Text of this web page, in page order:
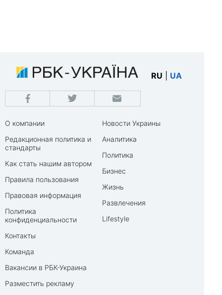
RU UA
О компании
Редакционная политика и
стандарты
Как стать нашим автором
Правила пользования
Правовая информация
Политика
конфиденциальности
Контакты
Команда
Вакансии в РБК-Украина
Разместить рекламу
Новости Украины
Аналитика
Политика
Бизнес
Жизнь
Развлечения
Lifestyle